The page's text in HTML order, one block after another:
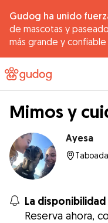
Gudog ha unido
de mascotas y
más grande y
Mimos y
Ayesa
La
Reserva ahora,